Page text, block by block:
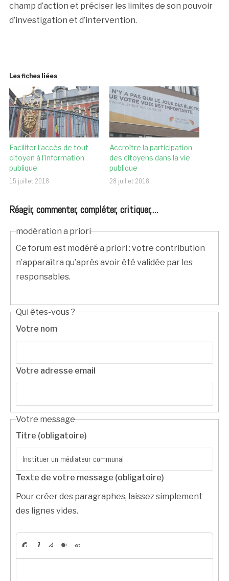
champ d’action et préciser les limites de son pouvoir
d’investigation et d’intervention.
Les fiches liées
Faciliter l’accès de tout
citoyen à l’information
publique
15 juillet 2018
Accroître la participation
des citoyens dans la vie
publique
28 juillet 2018
Réagir, commenter, compléter, critiquer,...
modération a priori
Ce forum est modéré a priori : votre contribution
n’apparaîtra qu’après avoir été validée par les
responsables.
Qui êtes-vous ?
Votre nom
Votre adresse email
Votre message
Titre (obligatoire)
Texte de votre message (obligatoire)
Pour créer des paragraphes, laissez simplement
des lignes vides.